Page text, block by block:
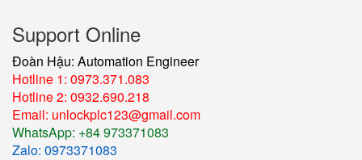
Support Online
Đoàn Hậu: Automation Engineer
Hotline 1: 0973.371.083
Hotline 2: 0932.690.218
Email: unlockplc123@gmail.com
WhatsApp: +84 973371083
Zalo: 0973371083